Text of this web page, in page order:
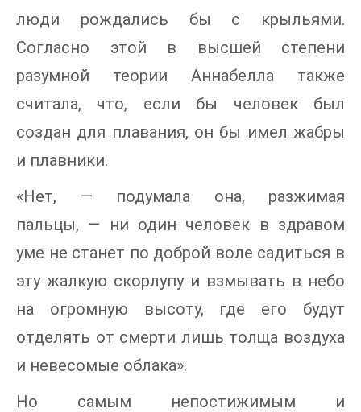
люди рождались бы с крыльями.
Согласно этой в высшей степени
разумной теории Аннабелла также
считала, что, если бы человек был
создан для плавания, он бы имел жабры
и плавники.
«Нет, — подумала она, разжимая
пальцы, — ни один человек в здравом
уме не станет по доброй воле садиться в
эту жалкую скорлупу и взмывать в небо
на огромную высоту, где его будут
отделять от смерти лишь толща воздуха
и невесомые облака».
Но самым непостижимым и